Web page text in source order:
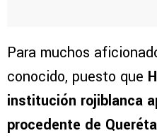
Para muchos
conocido, puesto que
institución rojiblanca
procedente de